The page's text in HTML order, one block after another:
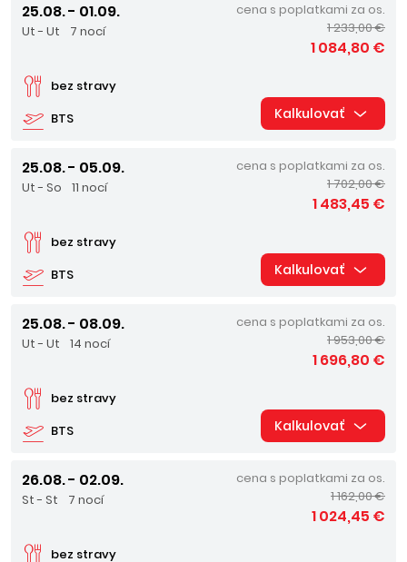
25.08. - 01.09.
Ut - Ut 7 nocí
BTS
bez stravy
cena s poplatkami za os.
1 233,00 €
1 084,80 €
Kalkulovať
25.08. - 05.09.
Ut - So 11 nocí
BTS
bez stravy
cena s poplatkami za os.
1 702,00 €
1 483,45 €
Kalkulovať
25.08. - 08.09.
Ut - Ut 14 nocí
BTS
bez stravy
cena s poplatkami za os.
1 953,00 €
1 696,80 €
Kalkulovať
26.08. - 02.09.
St - St 7 nocí
bez stravy
cena s poplatkami za os.
1 162,00 €
1 024,45 €